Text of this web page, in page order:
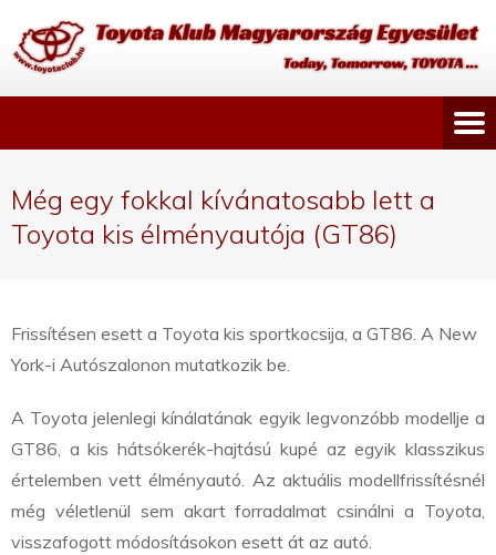
Még egy fokkal kívánatosabb lett a
Toyota kis élményautója (GT86)
Frissítésen esett a Toyota kis sportkocsija, a GT86. A New
York-i Autószalonon mutatkozik be.
A Toyota jelenlegi kínálatának egyik legvonzóbb modellje a
GT86, a kis hátsókerék-hajtású kupé az egyik klasszikus
értelemben vett élményautó. Az aktuális modellfrissítésnél
még véletlenül sem akart forradalmat csinálni a Toyota,
visszafogott módosításokon esett át az autó.